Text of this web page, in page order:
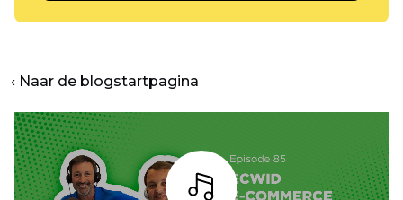
‹ Naar de blogstartpagina